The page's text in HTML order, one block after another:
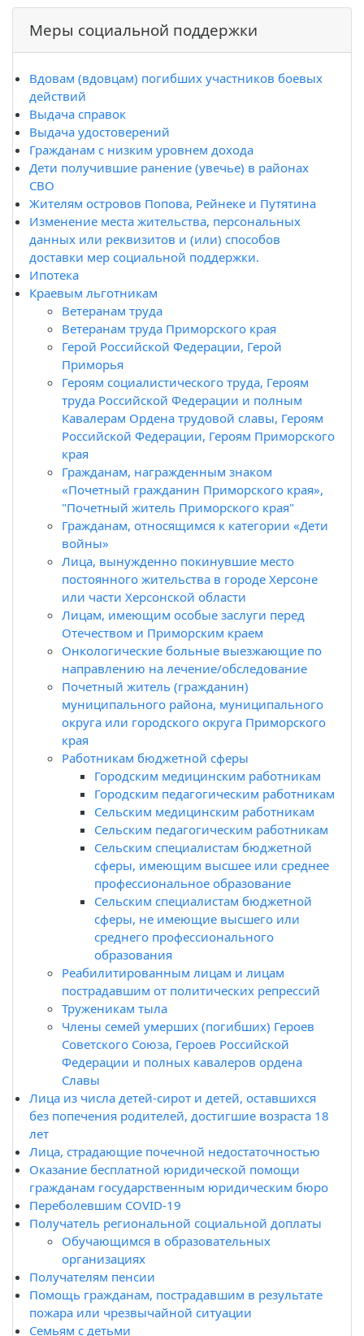
Меры социальной поддержки
Вдовам (вдовцам) погибших участников боевых
действий
Выдача справок
Выдача удостоверений
Гражданам с низким уровнем дохода
Дети получившие ранение (увечье) в районах
СВО
Жителям островов Попова, Рейнеке и Путятина
Изменение места жительства, персональных
данных или реквизитов и (или) способов
доставки мер социальной поддержки.
Ипотека
Краевым льготникам
Ветеранам труда
Ветеранам труда Приморского края
Герой Российской Федерации, Герой
Приморья
Героям социалистического труда, Героям
труда Российской Федерации и полным
Кавалерам Ордена трудовой славы, Героям
Российской Федерации, Героям Приморского
края
Гражданам, награжденным знаком
«Почетный гражданин Приморского края»,
"Почетный житель Приморского края"
Гражданам, относящимся к категории «Дети
войны»
Лица, вынужденно покинувшие место
постоянного жительства в городе Херсоне
или части Херсонской области
Лицам, имеющим особые заслуги перед
Отечеством и Приморским краем
Онкологические больные выезжающие по
направлению на лечение/обследование
Почетный житель (гражданин)
муниципального района, муниципального
округа или городского округа Приморского
края
Работникам бюджетной сферы
Городским медицинским работникам
Городским педагогическим работникам
Сельским медицинским работникам
Сельским педагогическим работникам
Сельским специалистам бюджетной
сферы, имеющим высшее или среднее
профессиональное образование
Сельским специалистам бюджетной
сферы, не имеющие высшего или
среднего профессионального
образования
Реабилитированным лицам и лицам
пострадавшим от политических репрессий
Труженикам тыла
Члены семей умерших (погибших) Героев
Советского Союза, Героев Российской
Федерации и полных кавалеров ордена
Славы
Лица из числа детей-сирот и детей, оставшихся
без попечения родителей, достигшие возраста 18
лет
Лица, страдающие почечной недостаточностью
Оказание бесплатной юридической помощи
гражданам государственным юридическим бюро
Переболевшим CОVID-19
Получатель региональной социальной доплаты
Обучающимся в образовательных
организациях
Получателям пенсии
Помощь гражданам, пострадавшим в результате
пожара или чрезвычайной ситуации
Семьям с детьми